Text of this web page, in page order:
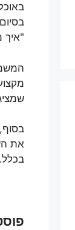
"איך
את
בכלל.